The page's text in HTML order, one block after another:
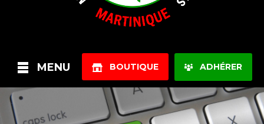
ADHÉRER
BOUTIQUE
MENU